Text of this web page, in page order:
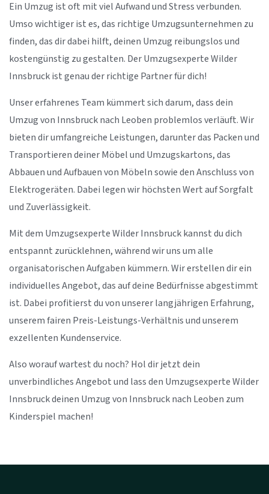
Ein Umzug ist oft mit viel Aufwand und Stress verbunden.
Umso wichtiger ist es, das richtige Umzugsunternehmen zu
finden, das dir dabei hilft, deinen Umzug reibungslos und
kostengünstig zu gestalten. Der Umzugsexperte Wilder
Innsbruck ist genau der richtige Partner für dich!
Unser erfahrenes Team kümmert sich darum, dass dein
Umzug von Innsbruck nach Leoben problemlos verläuft. Wir
bieten dir umfangreiche Leistungen, darunter das Packen und
Transportieren deiner Möbel und Umzugskartons, das
Abbauen und Aufbauen von Möbeln sowie den Anschluss von
Elektrogeräten. Dabei legen wir höchsten Wert auf Sorgfalt
und Zuverlässigkeit.
Mit dem Umzugsexperte Wilder Innsbruck kannst du dich
entspannt zurücklehnen, während wir uns um alle
organisatorischen Aufgaben kümmern. Wir erstellen dir ein
individuelles Angebot, das auf deine Bedürfnisse abgestimmt
ist. Dabei profitierst du von unserer langjährigen Erfahrung,
unserem fairen Preis-Leistungs-Verhältnis und unserem
exzellenten Kundenservice.
Also worauf wartest du noch? Hol dir jetzt dein
unverbindliches Angebot und lass den Umzugsexperte Wilder
Innsbruck deinen Umzug von Innsbruck nach Leoben zum
Kinderspiel machen!